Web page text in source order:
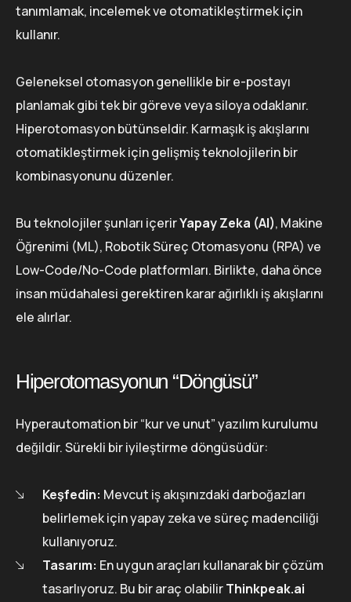
tanımlamak, incelemek ve otomatikleştirmek için
kullanır.
Geleneksel otomasyon genellikle bir e-postayı
planlamak gibi tek bir göreve veya siloya odaklanır.
Hiperotomasyon bütünseldir. Karmaşık iş akışlarını
otomatikleştirmek için gelişmiş teknolojilerin bir
kombinasyonunu düzenler.
Bu teknolojiler şunları içerirYapay Zeka (AI), Makine
Öğrenimi (ML), Robotik Süreç Otomasyonu (RPA) ve
Low-Code/No-Code platformları. Birlikte, daha önce
insan müdahalesi gerektiren karar ağırlıklı iş akışlarını
ele alırlar.
Hiperotomasyonun “Döngüsü”
Hyperautomation bir “kur ve unut” yazılım kurulumu
değildir. Sürekli bir iyileştirme döngüsüdür:
Keşfedin: Mevcut iş akışınızdaki darboğazları
belirlemek için yapay zeka ve süreç madenciliği
kullanıyoruz.
Tasarım: En uygun araçları kullanarak bir çözüm
tasarlıyoruz. Bu bir araç olabilirThinkpeak.ai